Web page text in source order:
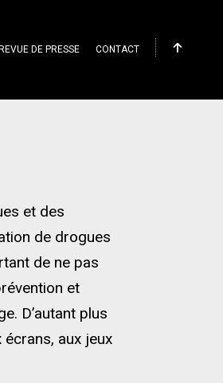
REVUE DE PRESSE CONTACT
et des
de drogues
de ne pas
et
D’autant plus
aux jeux